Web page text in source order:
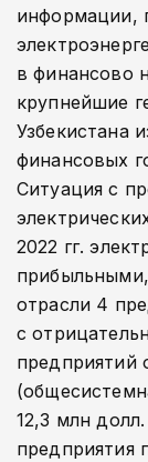
информации,
в финансово
крупнейшие
Узбекистана
финансовых
Ситуация с
2022 гг.
отрасли 4
с
предприятий
12,3 млн
предприятия